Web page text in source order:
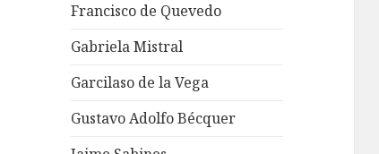
Francisco de Quevedo
Gabriela Mistral
Garcilaso de la Vega
Gustavo Adolfo Bécquer